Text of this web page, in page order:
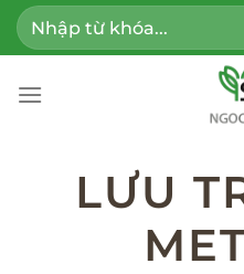
Bỏ
qua
dung
Tìm
kiếm:
LƯU